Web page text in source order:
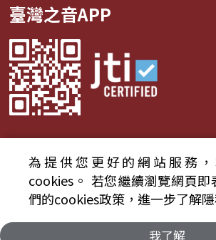
臺灣之音APP
© 2024財團法人中央廣播電臺
資通安全政策聲明
服務條款
為提供您更好的網站服務
cookies。 若您繼續瀏覽網頁即
們的cookies政策，進一步了解隱
我了解